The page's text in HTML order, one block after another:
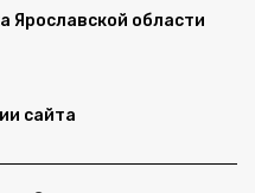
Ярославской области
сайта